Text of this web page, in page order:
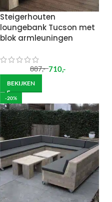
Steigerhouten
loungebank Tucson met
blok armleuningen
887,- 710,-
BEKIJKEN
-20%